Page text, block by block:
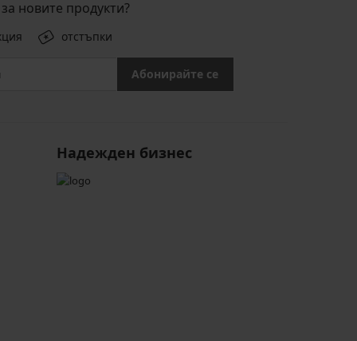
новите продукти?
отстъпки
Абонирайте се
Надежден бизнес